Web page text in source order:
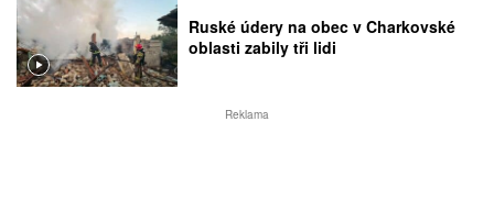
Ruské údery na obec v Charkovské
oblasti zabily tři lidi
Reklama